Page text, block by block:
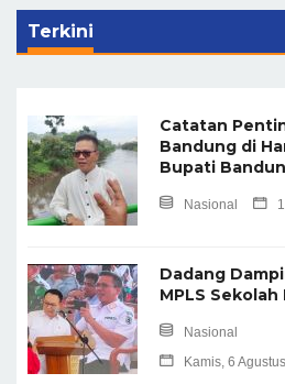
Terkini
Catatan
Bandung di
Bupati
Nasional
Dadang
MPLS
Nasional
Kamis, 6